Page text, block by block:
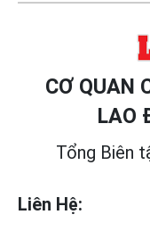
CƠ QUAN
LAO
Tổng Biên
Liên Hệ: